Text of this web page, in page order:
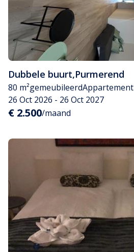
Dubbele buurt,Purmerend
80 m²gemeubileerdAppartement
26 Oct 2026 - 26 Oct 2027
€ 2.500/maand